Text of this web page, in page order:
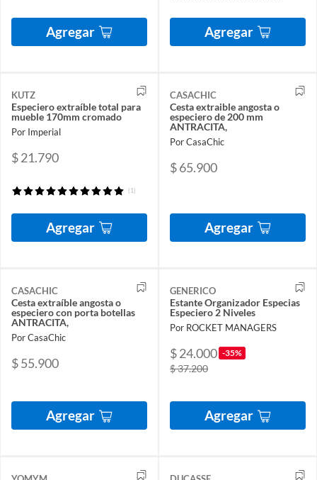
Agregar Agregar
KUTZ
Especiero extraíble total para
mueble 170mm cromado
Por Imperial
$ 21.790
(1)
Agregar
CASACHIC
Cesta extraible angosta o
especiero de 200 mm
ANTRACITA,
Por CasaChic
$ 65.900
Agregar
CASACHIC
Cesta extraíble angosta o
especiero con porta botellas
ANTRACITA,
Por CasaChic
$ 55.900
Agregar
GENERICO
Estante Organizador Especias
Especiero 2 Niveles
Por ROCKET MANAGERS
$ 24.000 -35%
$ 37.200
Agregar